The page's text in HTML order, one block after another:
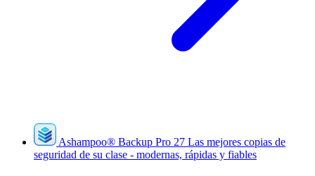
Ashampoo® Backup Pro 27 Las mejores copias de
seguridad de su clase - modernas, rápidas y fiables